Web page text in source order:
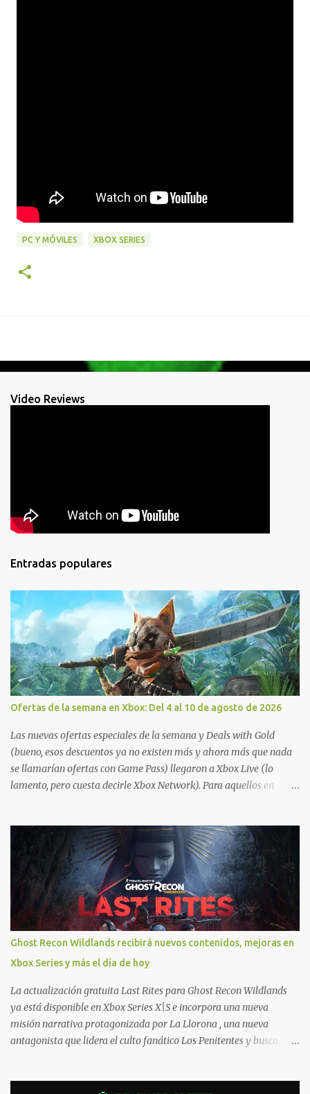
PC Y MÓVILES XBOX SERIES
Video Reviews
Entradas populares
Ofertas de la semana en Xbox: Del 4 al 10 de agosto de 2026
Las nuevas ofertas especiales de la semana y Deals with Gold
(bueno, esos descuentos ya no existen más y ahora más que nada
se llamarían ofertas con Game Pass) llegaron a Xbox Live (lo
lamento, pero cuesta decirle Xbox Network). Para aquellos en
jugarlos y mantener un progreso compartido en Windows PC y
Xbox, y tenemos un listado de juegos compatibles por acá . ¿Aún
necesitas una mano con las compras? Tenemos un tutorial extenso
o en vídeo para que se quiten todas las dudas generales de cómo
hacer compras en Xbox . Podes consultar un listado más completo
de promociones desde xbox.com. El post puede tener
actualizaciones regulares o cambios ante cualquier error. Ofertas
- Argentina Ofertas - Chile Ofertas - Colombia Ofertas - México
Ofertas - Estados Unidos Ofertas - España Todas las ofertas de
Xbox One también aplican a Xbox Series, a excepción de los jue...
Ghost Recon Wildlands recibirá nuevos contenidos, mejoras en
Xbox Series y más el día de hoy
La actualización gratuita Last Rites para Ghost Recon Wildlands
ya está disponible en Xbox Series X|S e incorpora una nueva
misión narrativa protagonizada por La Llorona , una nueva
antagonista que lidera el culto fanático Los Penitentes y busca
Predator , uno de los desafíos más recordados por la comunidad,